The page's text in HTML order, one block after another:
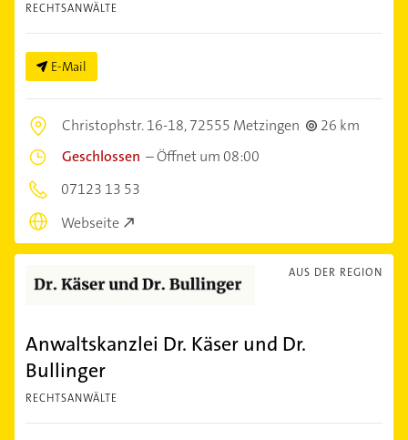
RECHTSANWÄLTE
E-Mail
Christophstr. 16-18,72555 Metzingen
26 km
Geschlossen –Öffnet um 08:00
07123 13 53
Webseite
AUS DER REGION
Anwaltskanzlei Dr. Käser und Dr.
Bullinger
RECHTSANWÄLTE